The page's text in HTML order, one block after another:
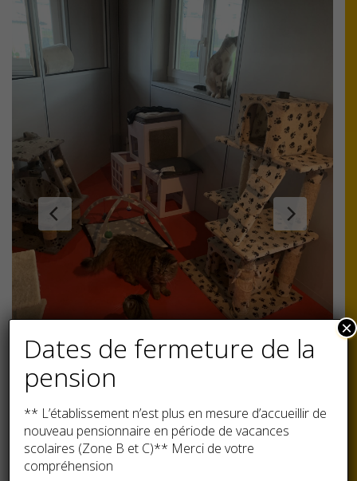
Votre animal aura pendant son séjour : Câlins sans
Dates de fermeture de la
pension
** L’établissement n’est plus en mesure d’accueillir de
nouveau pensionnaire en période de vacances
scolaires (Zone B et C)** Merci de votre
compréhension
×